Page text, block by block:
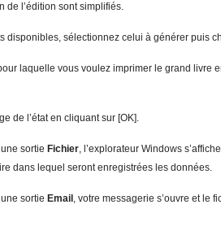
de l’édition sont simplifiés.
disponibles, sélectionnez celui à générer puis
laquelle vous voulez imprimer le grand livre
de l’état en cliquant sur [OK].
sortie Fichier, l’explorateur Windows
dans lequel seront enregistrées les données.
sortie Emai , votre messagerie s’ouvre et le